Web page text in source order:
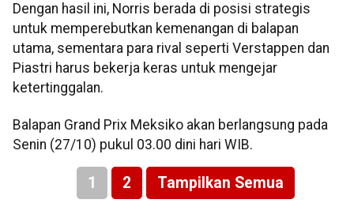
Dengan hasil ini, Norris berada di posisi strategis
untuk memperebutkan kemenangan di balapan
utama, sementara para rival seperti Verstappen dan
Piastri harus bekerja keras untuk mengejar
ketertinggalan.
Balapan Grand Prix Meksiko akan berlangsung pada
Senin (27/10) pukul 03.00 dini hari WIB.
1 2 Tampilkan Semua